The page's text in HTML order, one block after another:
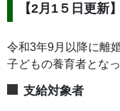
【2月1５日更新
令和3年9月以降に離
子どもの養育者とな
支給対象者